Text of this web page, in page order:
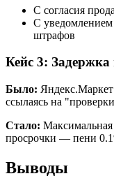
С согласия
С уведомлением
штрафов
Кейс 3:
Было:
ссылаясь на
Стало:
просрочки — пени
Выводы